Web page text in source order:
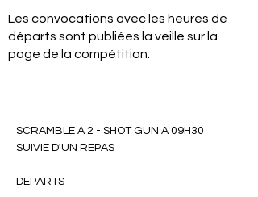
Les convocations avec les heures de
départs sont publiées la veille sur la
page de la compétition.
SCRAMBLE A 2 - SHOT GUN A 09H30
SUIVIE D'UN REPAS
DEPARTS